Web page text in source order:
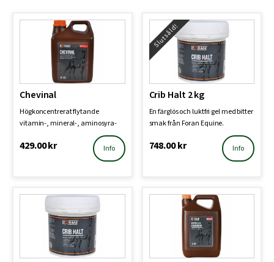
Chevinal
Högkoncentrerat flytande
vitamin-, mineral-, aminosyra-
och spårämnestillskott i…
429.00kr Info
Slutsåld!
Crib Halt 2 kg
En färglös och luktfri gel med bitter
smak från Foran Equine.
748.00kr Info